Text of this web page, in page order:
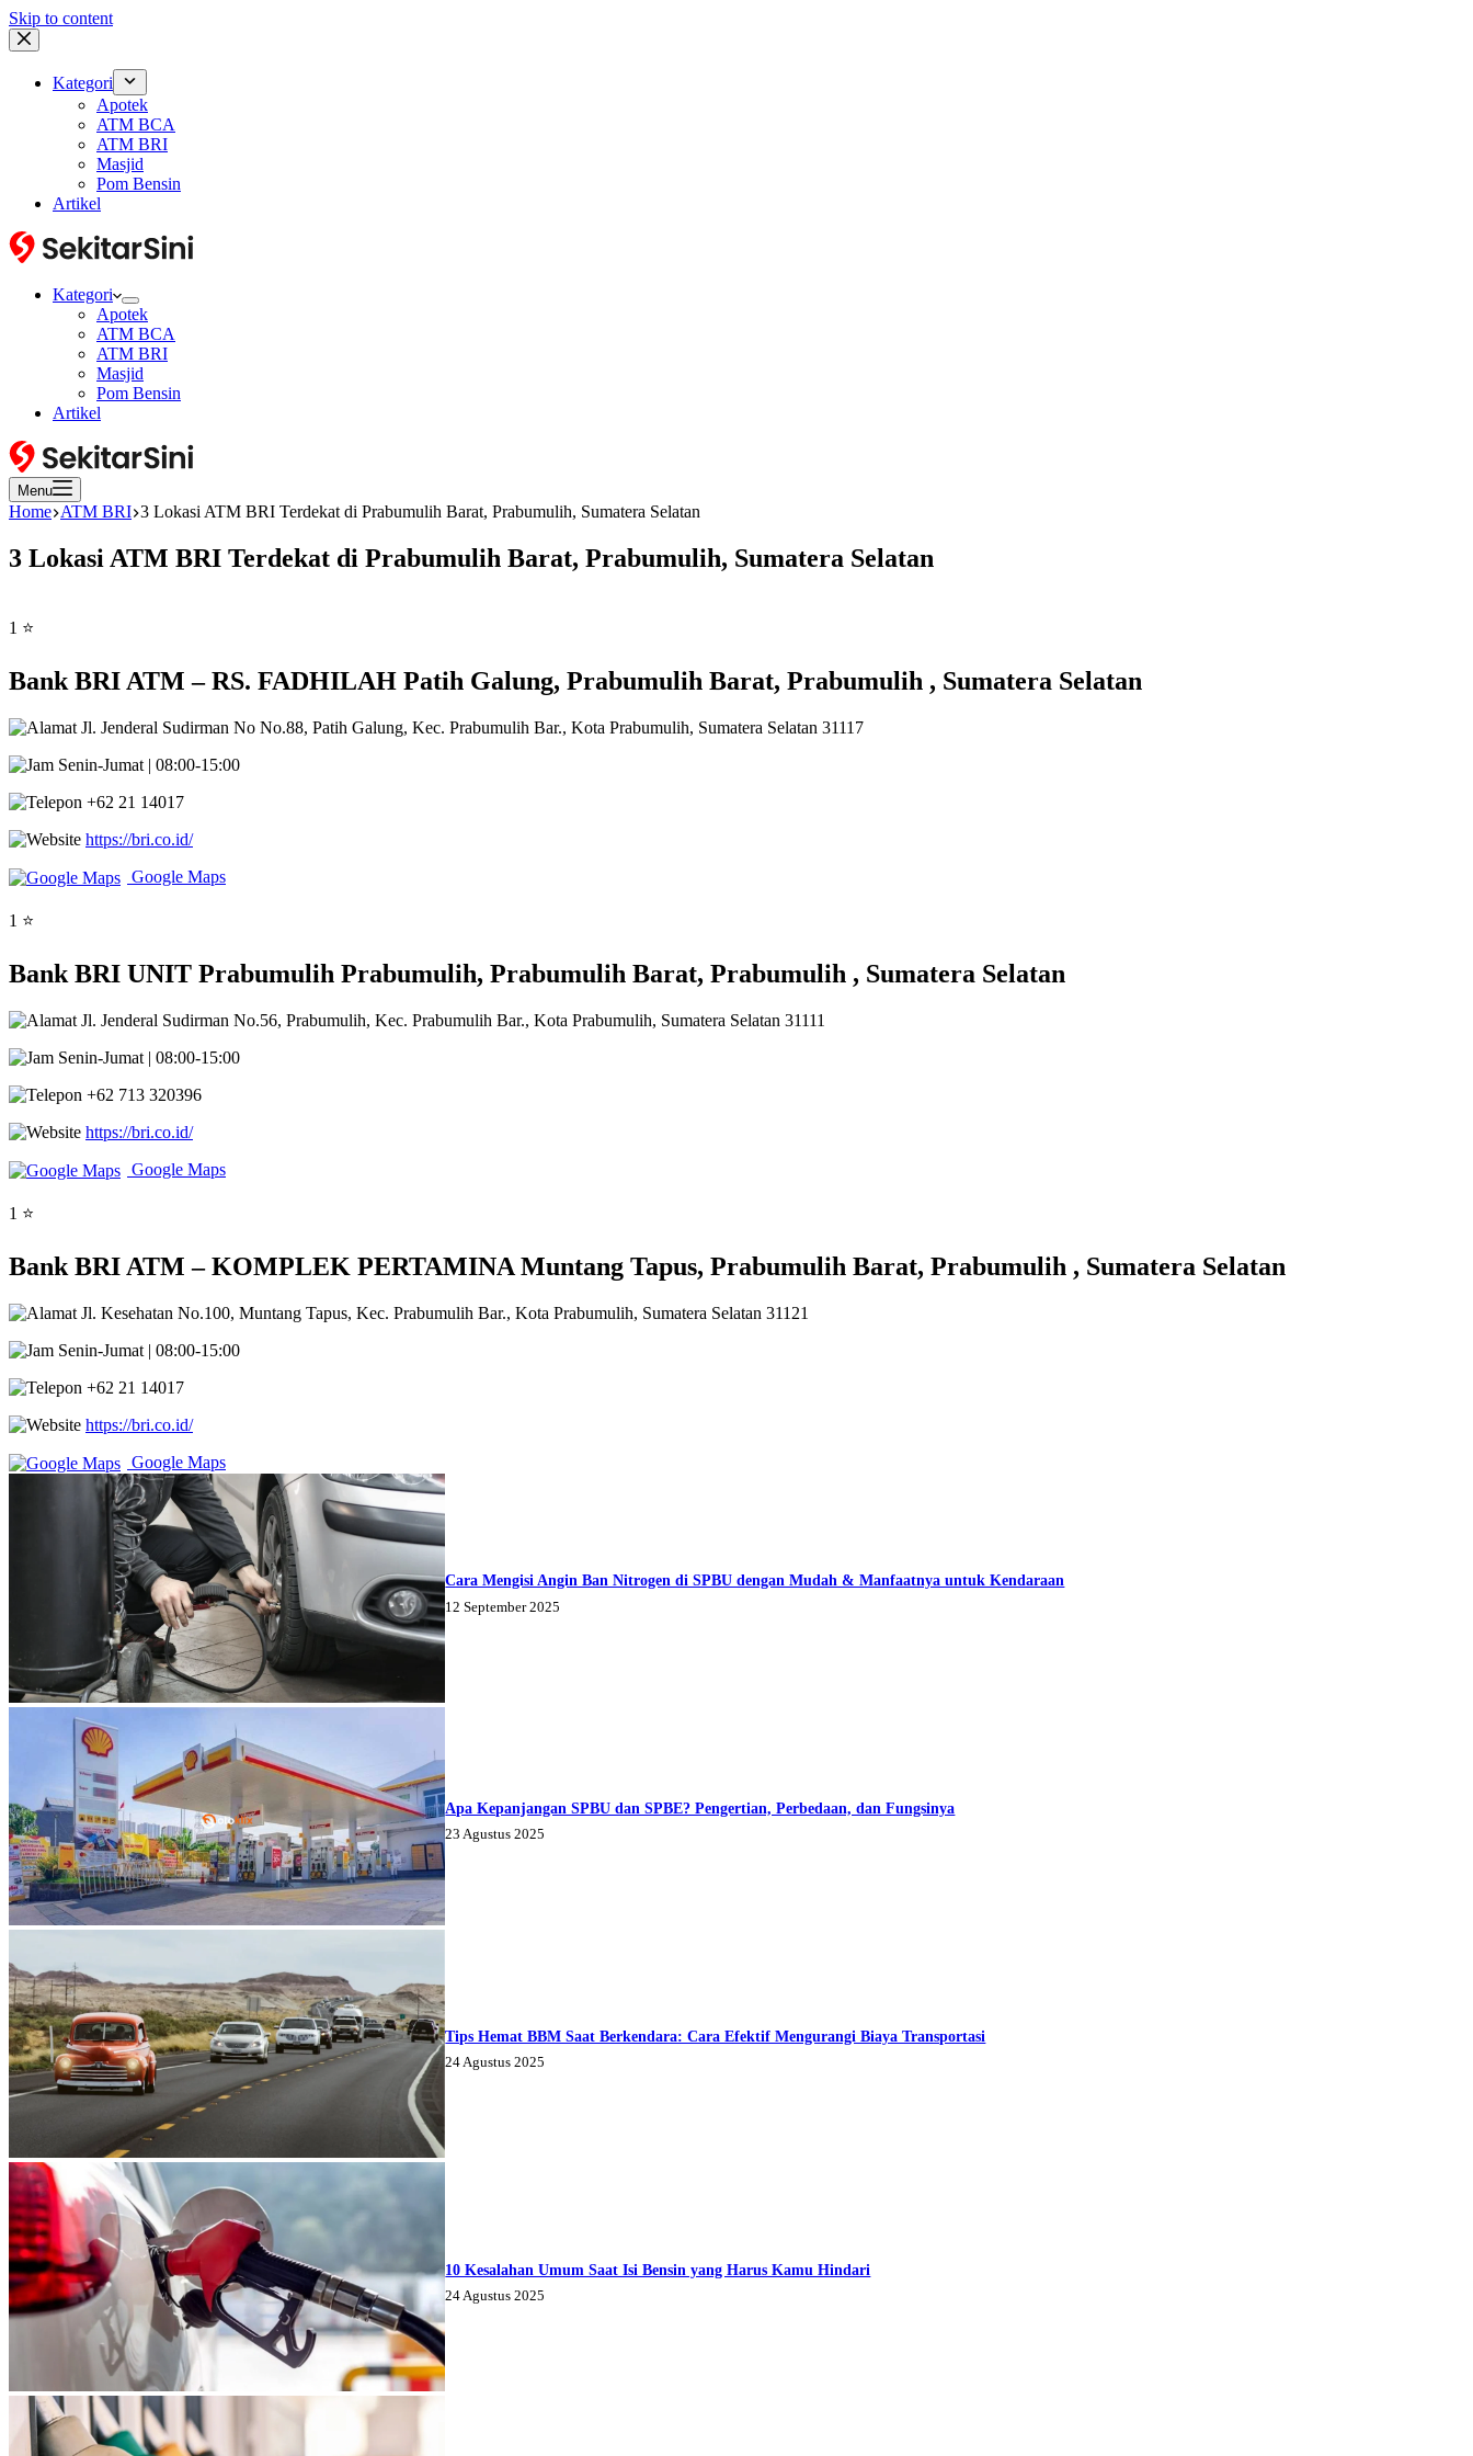
Skip to content
Kategori
Apotek
ATM BCA
ATM BRI
Masjid
Pom Bensin
Artikel
Kategori
Apotek
ATM BCA
ATM BRI
Masjid
Pom Bensin
Artikel
Menu
Home ATM BRI 3 Lokasi ATM BRI Terdekat di Prabumulih Barat, Prabumulih, Sumatera Selatan
3 Lokasi ATM BRI Terdekat di Prabumulih Barat, Prabumulih, Sumatera Selatan
1 ⭐
Bank BRI ATM – RS. FADHILAH Patih Galung, Prabumulih Barat, Prabumulih , Sumatera Selatan
Jl. Jenderal Sudirman No No.88, Patih Galung, Kec. Prabumulih Bar., Kota Prabumulih, Sumatera Selatan 31117
Senin-Jumat | 08:00-15:00
+62 21 14017
https://bri.co.id/
Google Maps
1 ⭐
Bank BRI UNIT Prabumulih Prabumulih, Prabumulih Barat, Prabumulih , Sumatera Selatan
Jl. Jenderal Sudirman No.56, Prabumulih, Kec. Prabumulih Bar., Kota Prabumulih, Sumatera Selatan 31111
Senin-Jumat | 08:00-15:00
+62 713 320396
https://bri.co.id/
Google Maps
1 ⭐
Bank BRI ATM – KOMPLEK PERTAMINA Muntang Tapus, Prabumulih Barat, Prabumulih , Sumatera Selatan
Jl. Kesehatan No.100, Muntang Tapus, Kec. Prabumulih Bar., Kota Prabumulih, Sumatera Selatan 31121
Senin-Jumat | 08:00-15:00
+62 21 14017
https://bri.co.id/
Google Maps
Cara Mengisi Angin Ban Nitrogen di SPBU dengan Mudah & Manfaatnya untuk Kendaraan
12 September 2025
Apa Kepanjangan SPBU dan SPBE? Pengertian, Perbedaan, dan Fungsinya
23 Agustus 2025
Tips Hemat BBM Saat Berkendara: Cara Efektif Mengurangi Biaya Transportasi
24 Agustus 2025
10 Kesalahan Umum Saat Isi Bensin yang Harus Kamu Hindari
24 Agustus 2025